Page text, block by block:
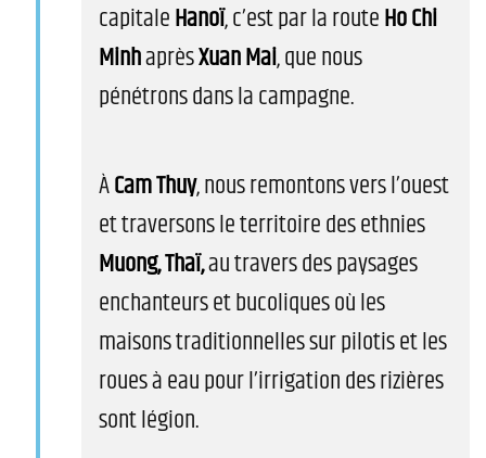
capitaleHanoï, c’est par la routeHo Chi
MinhaprèsXuan Mai, que nous
pénétrons dans la campagne.
ÀCam Thuy, nous remontons vers l’ouest
et traversons le territoire des ethnies
Muong, Thaï,au travers des paysages
enchanteurs et bucoliques où les
maisons traditionnelles sur pilotis et les
roues à eau pour l’irrigation des rizières
sont légion.